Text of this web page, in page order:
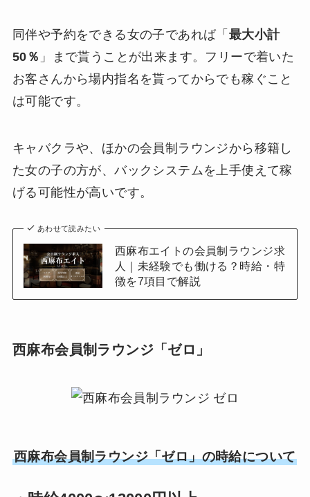
同伴や予約をできる女の子であれば「 最大小計
50％ 」まで貰うことが出来ます。フリーで着いた
お客さんから場内指名を貰ってからでも稼ぐこと
は可能です。
キャバクラや、ほかの会員制ラウンジから移籍し
た女の子の方が、バックシステムを上手使えて稼
げる可能性が高いです。
あわせて読みたい
西麻布エイトの会員制ラウンジ求
人｜未経験でも働ける？時給・特
徴を7項目で解説
西麻布会員制ラウンジ「ゼロ」
西麻布会員制ラウンジ「ゼロ」の時給について